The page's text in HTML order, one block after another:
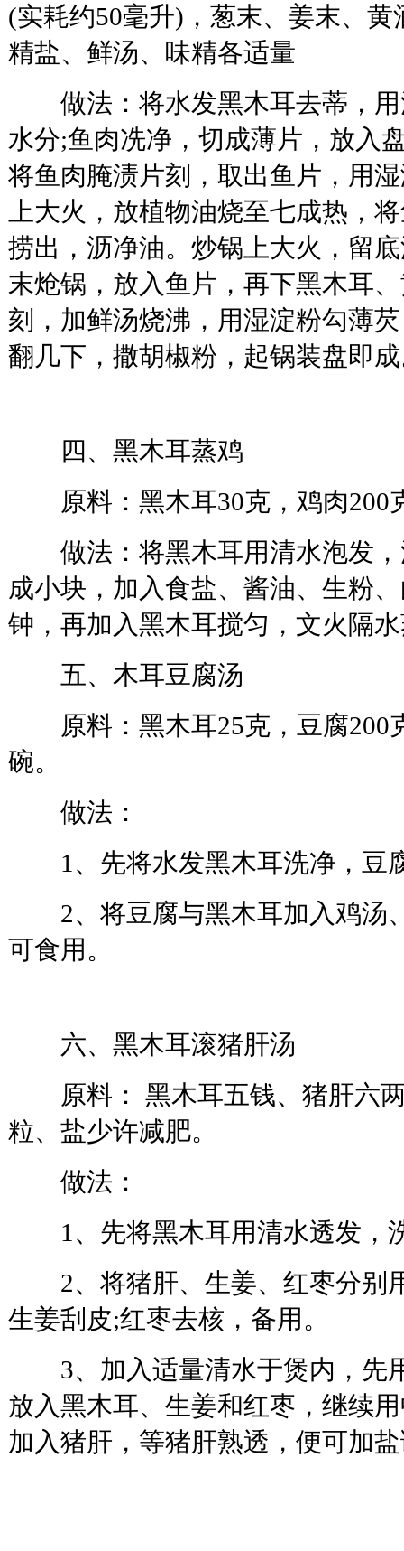
(实耗约50毫升)，葱末、姜末、
精盐、鲜汤、味精各适量
做法：将水发黑木耳去蒂，用
水分;鱼肉冼净，切成薄片，放入
将鱼肉腌渍片刻，取出鱼片，用
上大火，放植物油烧至七成热，
捞出，沥净油。炒锅上大火，留
末炝锅，放入鱼片，再下黑木耳
刻，加鲜汤烧沸，用湿淀粉勾薄
翻几下，撒胡椒粉，起锅装盘即
四、黑木耳蒸鸡
原料：黑木耳30克，鸡肉200
做法：将黑木耳用清水泡发，
成小块，加入食盐、酱油、生粉
钟，再加入黑木耳搅匀，文火隔
五、木耳豆腐汤
原料：黑木耳25克，豆腐200
碗。
做法：
1、先将水发黑木耳洗净，豆
2、将豆腐与黑木耳加入鸡汤
可食用。
六、黑木耳滚猪肝汤
原料： 黑木耳五钱、猪肝六两
粒、盐少许减肥。
做法：
1、先将黑木耳用清水透发，
2、将猪肝、生姜、红枣分别
生姜刮皮;红枣去核，备用。
3、加入适量清水于煲内，先
放入黑木耳、生姜和红枣，继续
加入猪肝，等猪肝熟透，便可加